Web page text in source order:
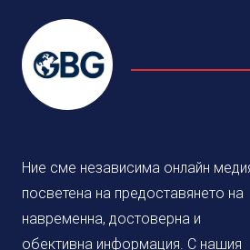
Ние сме независима онлайн
посветена на предоставянето на
навременна, достоверна и
обективна информация. С нашия